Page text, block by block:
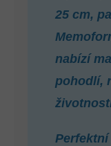
25 cm,
nabízí
pohodlí,